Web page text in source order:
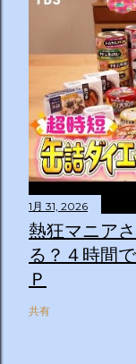
1月 31, 2026
熱狂マニア
る？４時間
Ｐ
共有